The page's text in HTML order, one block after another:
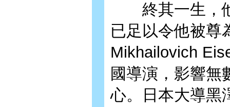
終其一生，他
已足以令他被尊
Mikhailovich
國導演，影響無
心。日本大導黑